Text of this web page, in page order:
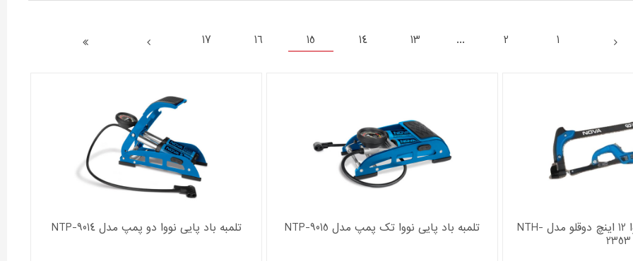
1
2
...
13
14
15
16
17
کمان اره آهن بر نووا 12 اینچ دوقلو مدل NTH-
2353
تلمبه باد پایی نووا تک پمپ مدل NTP-9015 تلمبه باد پایی نووا دو پمپ مدل NTP-9014